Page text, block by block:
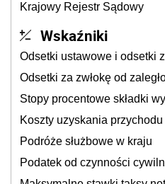
Krajowy Rejestr Sądowy
Wskaźniki
Odsetki ustawowe i odsetki
Odsetki za zwłokę od
Stopy procentowe składki
Koszty uzyskania przychodu
Podróże służbowe w kraju
Podatek od czynności